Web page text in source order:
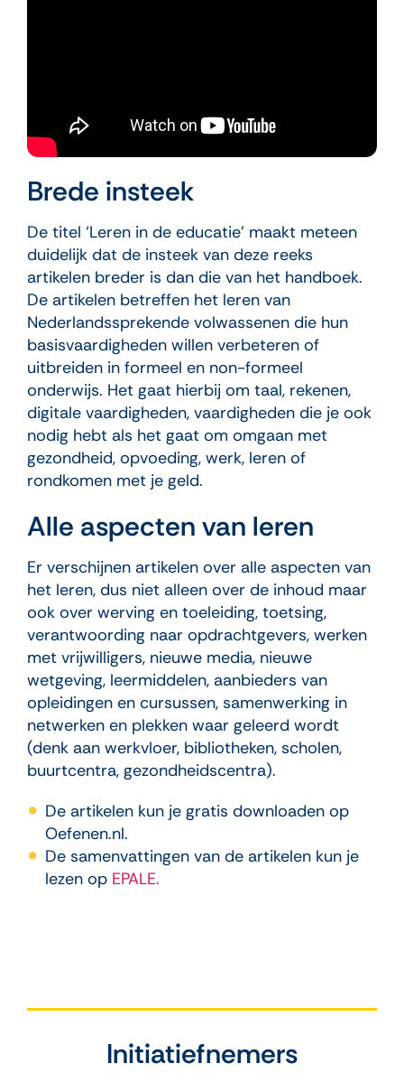
Brede insteek
De titel ‘Leren in de educatie’ maakt meteen
duidelijk dat de insteek van deze reeks
artikelen breder is dan die van het handboek.
De artikelen betreffen het leren van
Nederlandssprekende volwassenen die hun
basisvaardigheden willen verbeteren of
uitbreiden in formeel en non-formeel
onderwijs. Het gaat hierbij om taal, rekenen,
digitale vaardigheden, vaardigheden die je ook
nodig hebt als het gaat om omgaan met
gezondheid, opvoeding, werk, leren of
rondkomen met je geld.
Alle aspecten van leren
Er verschijnen artikelen over alle aspecten van
het leren, dus niet alleen over de inhoud maar
ook over werving en toeleiding, toetsing,
verantwoording naar opdrachtgevers, werken
met vrijwilligers, nieuwe media, nieuwe
wetgeving, leermiddelen, aanbieders van
opleidingen en cursussen, samenwerking in
netwerken en plekken waar geleerd wordt
(denk aan werkvloer, bibliotheken, scholen,
buurtcentra, gezondheidscentra).
De artikelen kun je gratis downloaden op
Oefenen.nl.
De samenvattingen van de artikelen kun je
lezen op EPALE.
Initiatiefnemers